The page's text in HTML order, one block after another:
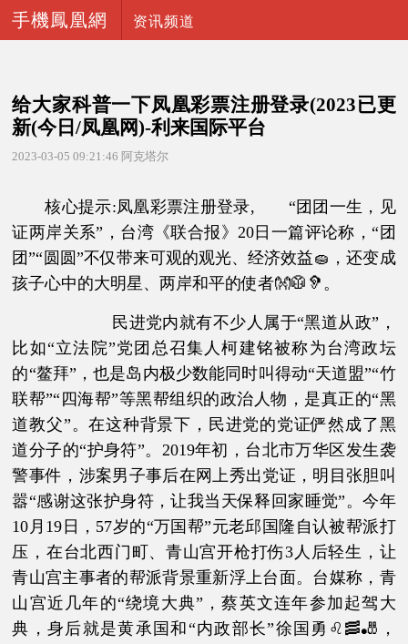
手機鳳凰網 资讯频道
给大家科普一下凤凰彩票注册登录(2023已更
新(今日/凤凰网)-利来国际平台
2023-03-05 09:21:46 阿克塔尔
核心提示:凤凰彩票注册登录, “团团一生，见
证两岸关系”，台湾《联合报》20日一篇评论称，“团
团”“圆圆”不仅带来可观的观光、经济效益🧽，还变成
孩子心中的大明星、两岸和平的使者👐🥼🦻。
民进党内就有不少人属于“黑道从政”，
比如“立法院”党团总召集人柯建铭被称为台湾政坛
的“鳌拜”，也是岛内极少数能同时叫得动“天道盟”“竹
联帮”“四海帮”等黑帮组织的政治人物，是真正的“黑
道教父”。在这种背景下，民进党的党证俨然成了黑
道分子的“护身符”。2019年初，台北市万华区发生袭
警事件，涉案男子事后在网上秀出党证，明目张胆叫
嚣“感谢这张护身符，让我当天保释回家睡觉”。今年
10月19日，57岁的“万国帮”元老邱国隆自认被帮派打
压，在台北西门町、青山宫开枪打伤3人后轻生，让
青山宫主事者的帮派背景重新浮上台面。台媒称，青
山宫近几年的“绕境大典”，蔡英文连年参加起驾大
典，身后就是黄承国和“内政部长”徐国勇♌🥓🎳，